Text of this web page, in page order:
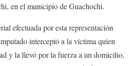
en el municipio de Guachochi.
efectuada por esta representación
interceptó a la víctima quien
y la llevó por la fuerza a un domicilio,